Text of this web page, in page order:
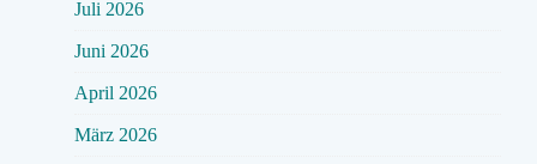
Juli 2026
Juni 2026
April 2026
März 2026